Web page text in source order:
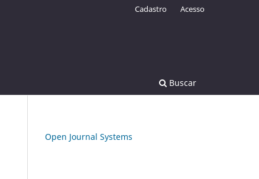
Buscar
Cadastro Acesso
Open Journal Systems